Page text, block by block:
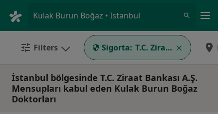
Kulak Burun Boğaz • Istanbul
Filters Sigorta: T.C. Ziraat Bankası
İstanbul bölgesinde T.C. Ziraat Bankası A.Ş.
Mensupları kabul eden Kulak Burun Boğaz
Doktorları